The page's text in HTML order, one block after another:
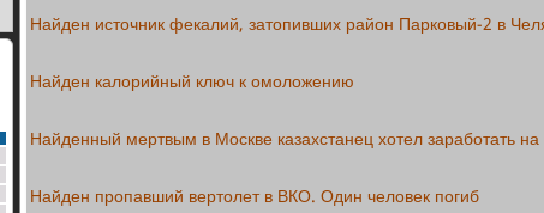
Найден источник фекалий, затопивших район Парковый-2 в
Найден калорийный ключ к омоложению
Найденный мертвым в Москве казахстанец хотел заработать
Найден пропавший вертолет в ВКО. Один человек погиб